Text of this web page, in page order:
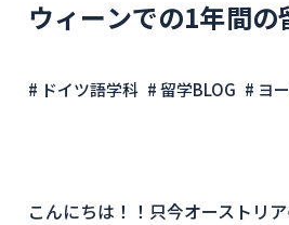
ウィーンでの1年間の
# ドイツ語学科 # 留学BLOG # ヨ
こんにちは！！只今オーストリ